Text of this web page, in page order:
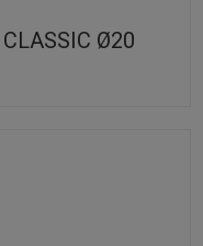
Ø20